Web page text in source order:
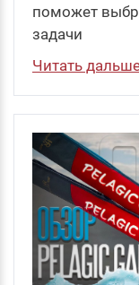
поможет
задачи
Читать